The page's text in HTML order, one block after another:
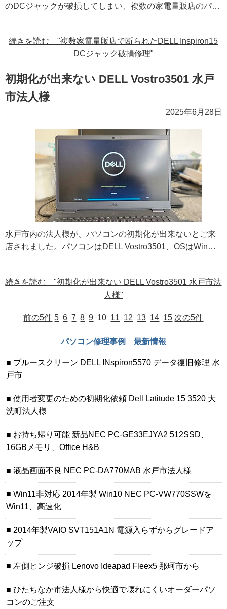
のDCジャックが破損してしまい、複数の家電量販店のパ…
続きを読む "複数家電量販店で断られたDELL Inspiron15
DCジャック破損修理"
初期化が出来ない DELL Vostro3501 水戸
市法人様
2025年6月28日
水戸市内の法人様が、パソコンの初期化が出来ないとご来
店されました。パソコンはDELL Vostro3501、OSはWin…
続きを読む "初期化が出来ない DELL Vostro3501 水戸市法
人様"
前の5件 5 6 7 8 9 10 11 12 13 14 15 次の5件
パソコン修理事例 最新情報
ブルースクリーン DELL INspiron5570 データ復旧修理 水
戸市
使用者変更のための初期化依頼 Dell Latitude 15 3520 大
洗町法人様
お持ち帰り可能 新品NEC PC-GE33EJYA2 512SSD、
16GBメモリ、Office H&B
液晶画面不良 NEC PC-DA770MAB 水戸市法人様
Win11非対応 2014年製 Win10 NEC PC-VW770SSWを
Win11、高速化
2014年製VAIO SVT151A1N 電源入らずからグレードア
ップ
左側ヒンジ破損 Lenovo Ideapad Fleex5 那珂市から
ひたちなか市法人様から快適で壊れにくいオーダーパソ
コンのご注文